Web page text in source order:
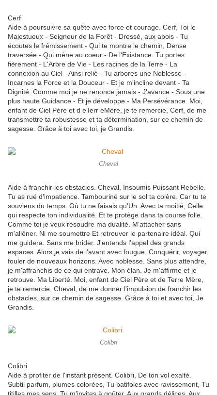
Cerf
Aide à poursuivre sa quête avec force et courage. Cerf, Toi le
Majestueux - Seigneur de la Forêt - Dressé, aux abois - Tu
écoutes le frémissement - Qui te montre le chemin, Dense
traversée - Qui mène au coeur - De l'Existance. Tu portes
fièrement - L'Arbre de Vie - Les racines de la Terre - La
connexion au Ciel - Ainsi relié - Tu arbores une Noblesse -
Incarnes la Force et la Douceur - Et je m'incline devant - Ta
Dignité. Comme moi je ne renonce jamais - J'avance - Sous une
plus haute Guidance - Et je développe - Ma Persévérance. Moi,
enfant de Ciel Père et d eTerr eMère, je te remercie, Cerf, de me
transmettre ta robustesse et ta détermination, sur ce chemin de
sagesse. Grâce à toi avec toi, je Grandis.
Cheval
Aide à franchir les obstacles. Cheval, Insoumis Puissant Rebelle.
Tu as rué d'impatience. Tambouriné sur le sol ta colère. Car tu te
souviens du temps. Où tu ne faisais qu'Un. Avec ta moitié, Celle
qui respecte ton individualité. Et te protège dans ta course folle.
Comme toi je veux résoudre ma dualité. M'attacher sans
m'aliéner. Ni me soumettre Et retrouver le partenaire idéal. Qui
me guidera. Sans me brider. J'entends l'appel des grands
espaces. Alors je vais de l'avant avec fougue. Conquérir, voyager,
fouler de nouveaux horizons. Avec noblesse. Sans plus attendre,
je m'affranchis de ce qui entrave. Mon élan. Je m'affirme et je
retrouve. Ma Liberté. Moi, enfant de Ciel Père et de Terre Mère,
je te remercie, Cheval, de me donner l'impulsion de franchir les
obstacles, sur ce chemin de sagesse. Grâce à toi et avec toi, Je
Grandis.
Colibri
Colibri
Aide à profiter de l'instant présent. Colibri, De ton vol exalté.
Subtil parfum, plumes colorées, Tu batifoles avec ravissement, Tu